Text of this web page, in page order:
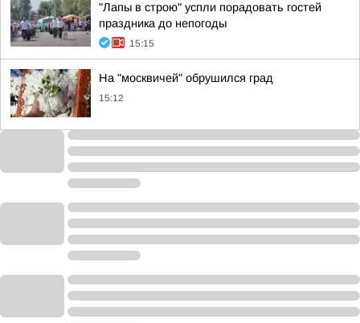
"Лапы в строю" успли порадовать гостей
праздника до непогоды
15:15
На "москвичей" обрушился град
15:12